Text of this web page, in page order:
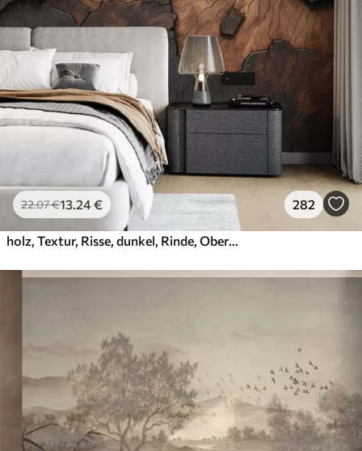
22.07€13.24€ 282
holz, Textur, Risse, dunkel, Rinde, Oberfläche